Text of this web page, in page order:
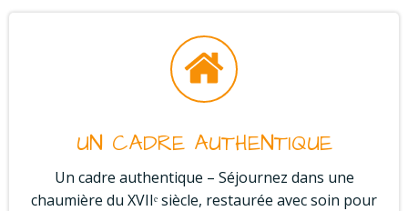
UN CADRE AUTHENTIQUE
Un cadre authentique – Séjournez dans une
chaumière du XVIIᵉ siècle, restaurée avec soin pour